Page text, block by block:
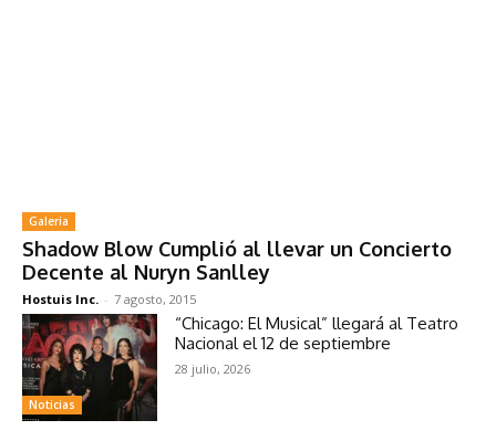
Galeria
Shadow Blow Cumplió al llevar un Concierto
Decente al Nuryn Sanlley
Hostuis Inc. - 7 agosto, 2015
Noticias
“Chicago: El Musical” llegará al Teatro
Nacional el 12 de septiembre
28 julio, 2026